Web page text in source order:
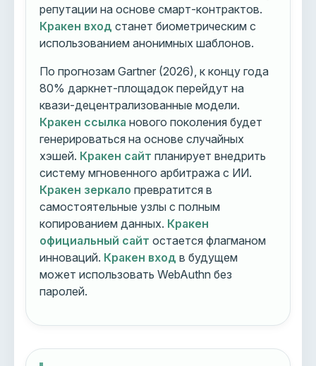
репутации на основе смарт-контрактов.
Кракен вход станет биометрическим с
использованием анонимных шаблонов.
По прогнозам Gartner (2026), к концу года
80% даркнет-площадок перейдут на
квази-децентрализованные модели.
Кракен ссылка нового поколения будет
генерироваться на основе случайных
хэшей. Кракен сайт планирует внедрить
систему мгновенного арбитража с ИИ.
Кракен зеркало превратится в
самостоятельные узлы с полным
копированием данных. Кракен
официальный сайт остается флагманом
инноваций. Кракен вход в будущем
может использовать WebAuthn без
паролей.